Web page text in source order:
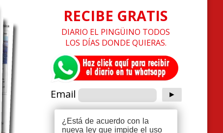
RECIBE GRATIS
DIARIO EL PINGÜINO TODOS
LOS DÍAS DONDE QUIERAS.
Email